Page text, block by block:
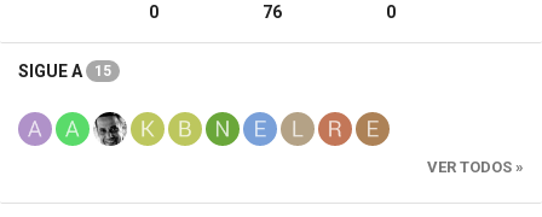
0 76 0
SIGUE A 15
VER TODOS »